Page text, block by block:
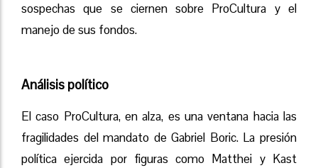
sospechas que se ciernen sobre ProCultura y el
manejo de sus fondos.
Análisis político
El caso ProCultura, en alza, es una ventana hacia las
fragilidades del mandato de Gabriel Boric. La presión
política ejercida por figuras como Matthei y Kast